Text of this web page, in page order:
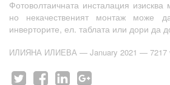
Фотоволтаичната инсталация
но некачественият монтаж може
инверторите, ел. таблата или дори да
ИЛИЯНА ИЛИЕВА — January 2021 — 7217